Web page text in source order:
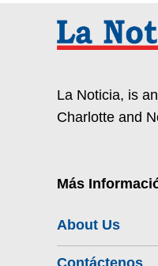
La Noticia, is
Charlotte and
Más
About Us
Contáctenos